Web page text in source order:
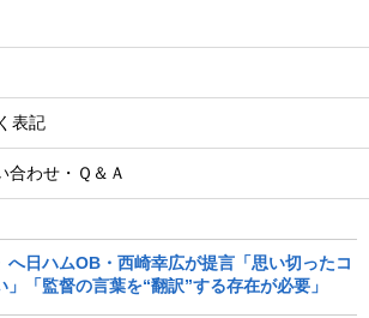
表記
合わせ・Ｑ＆Ａ
へ日ハムOB・西崎幸広が提言「思い切ったコ
「監督の言葉を“翻訳”する存在が必要」